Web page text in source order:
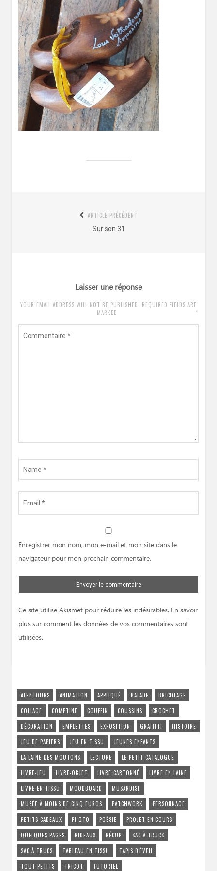
ARTICLE PRÉCÉDENT
Article
Sur son 31
Laisser une réponse
YOUR EMAIL ADDRESS WILL NOT BE PUBLISHED. REQUIRED FIELDS ARE
MARKED
*
Commentaire
Name
*
Email
*
Enregistrer mon nom, mon e-mail et mon site dans le
navigateur pour mon prochain commentaire.
Ce site utilise Akismet pour réduire les indésirables. En savoir
plus sur comment les données de vos commentaires sont
utilisées.
ALENTOURS ANIMATION APPLIQUÉ BALADE
BRICOLAGE
COLLAGE
COMPTINE COUFFIN COUSSINS
CROCHET
DÉCORATION
EMPLETTES EXPOSITION GRAFFITI
HISTOIRE
JEU DE PAPIERS
JEU EN TISSU
JEUNES ENFANTS
LA LAINE DES MOUTONS
LECTURE
LE PETIT CATALOGUE
LIVRE-JEU
LIVRE-OBJET LIVRE CARTONNÉ
LIVRE EN LAINE
LIVRE EN TISSU
MOODBOARD
MUSARDISE
MUSÉE À MOINS DE CINQ EUROS
PATCHWORK
PERSONNAGE
PETITS CADEAUX
PHOTO POÉSIE
PROJET EN COURS
QUELQUES PAGES
RIDEAUX RÉCUP'
SAC À TRUCS
SAC À TRUCS
TABLEAU EN TISSU
TAPIS D'ÉVEIL
TOUT-PETITS
TRICOT TUTORIEL